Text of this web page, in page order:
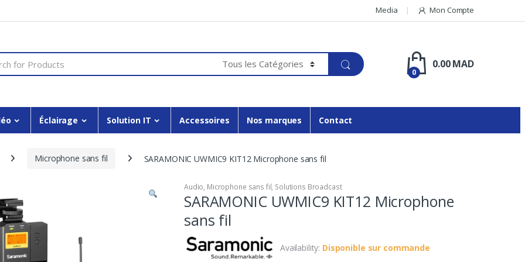
Media Mon Compte
0
0.00MAD
Éclairage Solution IT Accessoires Nos marques Contact
Microphone sans fil SARAMONIC UWMIC9 KIT12 Microphone sans fil
Audio, Microphone sans fil, Solutions Broadcast
SARAMONIC UWMIC9 KIT12 Microphone
sans fil
Availability: Disponible sur commande